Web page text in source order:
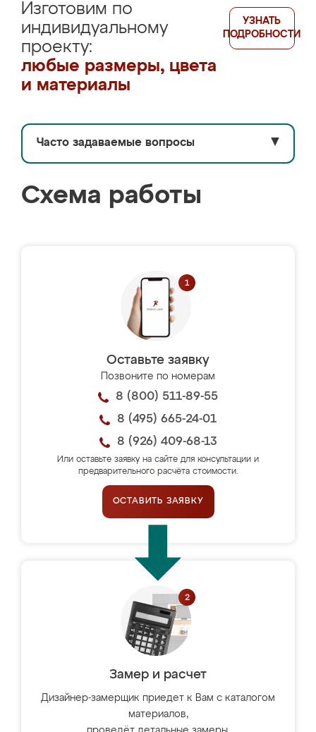
Изготовим по
индивидуальному
проекту:
любые размеры, цвета
и материалы
УЗНАТЬ
ПОДРОБНОСТИ
Часто задаваемые вопросы ▼
Схема работы
Оставьте заявку
Позвоните по номерам
8 (800) 511-89-55
8 (495) 665-24-01
8 (926) 409-68-13
Или оставьте заявку на сайте для консультации и
предварительного расчёта стоимости.
ОСТАВИТЬ ЗАЯВКУ
Замер и расчет
Дизайнер-замерщик приедет к Вам с каталогом
материалов,